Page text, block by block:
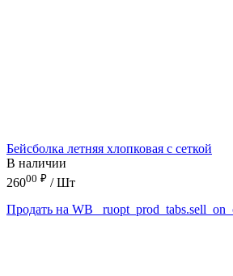
Бейсболка летняя хлопковая с сеткой
В наличии
26000 ₽ / Шт
Продать на WB